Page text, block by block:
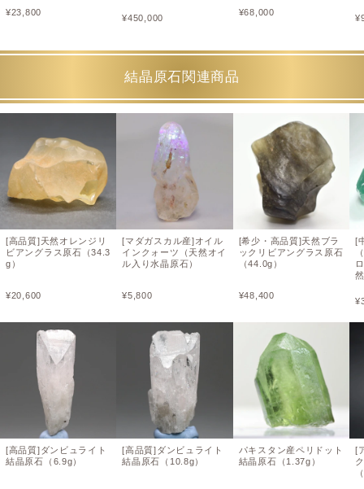
¥23,800
¥450,000
¥68,000
¥
結晶原石関連商品
[高品質]天然オレンジリ
ビアングラス原石（34.3
g）
¥20,600
[高品質]ダンビュライト
結晶原石（6.9g）
[マダガスカル産]オイル
インクォーツ（天然オイ
ル入り水晶原石）
¥5,800
[高品質]ダンビュライト
結晶原石（10.8g）
[希少・高品質]天然ブラ
ックリビアングラス原石
（44.0g）
¥48,400
パキスタン産ペリドット
結晶原石（1.37g）
[
¥
[